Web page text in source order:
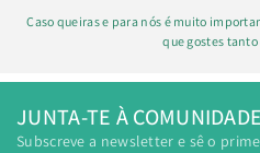
Caso queiras e para nós é muito
que gostes
JUNTA-TE À
Subscreve a newsletter e sê o